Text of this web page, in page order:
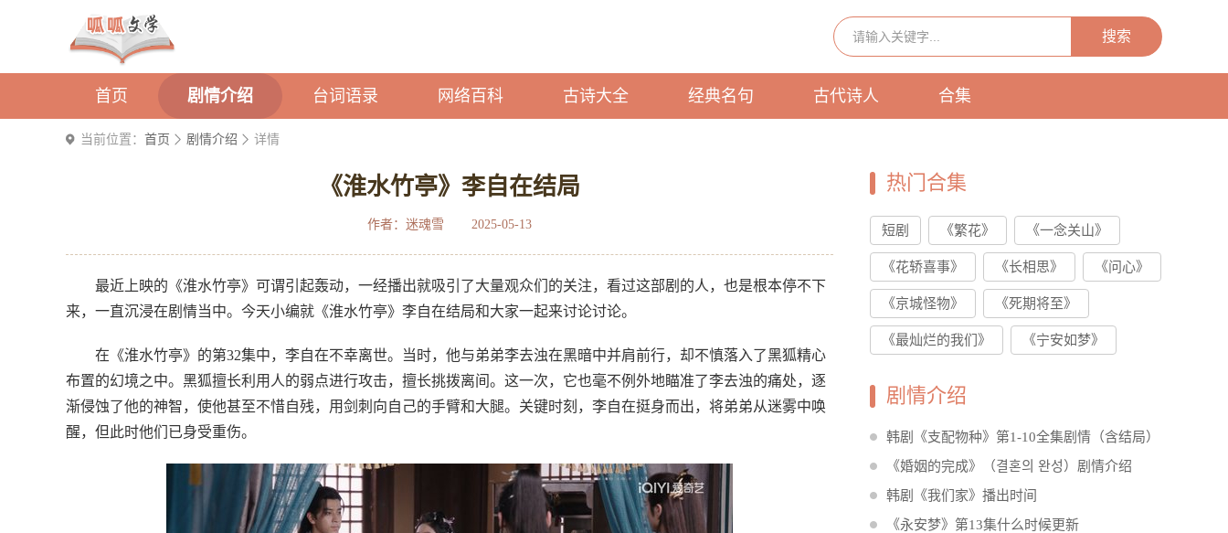
搜索
首页 剧情介绍 台词语录 网络百科 古诗大全 经典名句 古代诗人 合集
当前位置： 首页 剧情介绍 详情
《淮水竹亭》李自在结局
作者：迷魂雪 2025-05-13
最近上映的《淮水竹亭》可谓引起轰动，一经播出就吸引了大量观众们的关注，看过这部剧的人，也是根本停不下
来，一直沉浸在剧情当中。今天小编就《淮水竹亭》李自在结局和大家一起来讨论讨论。
在《淮水竹亭》的第32集中，李自在不幸离世。当时，他与弟弟李去浊在黑暗中并肩前行，却不慎落入了黑狐精心
布置的幻境之中。黑狐擅长利用人的弱点进行攻击，擅长挑拨离间。这一次，它也毫不例外地瞄准了李去浊的痛处，逐
渐侵蚀了他的神智，使他甚至不惜自残，用剑刺向自己的手臂和大腿。关键时刻，李自在挺身而出，将弟弟从迷雾中唤
醒，但此时他们已身受重伤。
热门合集
短剧 《繁花》 《一念关山》
《花轿喜事》 《长相思》 《问心》
《京城怪物》 《死期将至》
《最灿烂的我们》 《宁安如梦》
剧情介绍
韩剧《支配物种》第1-10全集剧情（含结局）
《婚姻的完成》（결혼의 완성）剧情介绍
韩剧《我们家》播出时间
《永安梦》第13集什么时候更新